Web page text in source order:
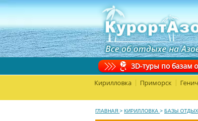
3D-туры по базам
Кирилловка Приморск
ГЛАВНАЯ > КИРИЛЛОВКА > БАЗЫ